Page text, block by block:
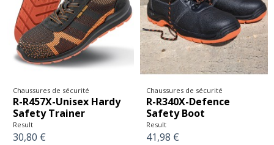
Chaussures de sécurité
R-R457X-Unisex Hardy
Safety Trainer
Result
30,80 €
Chaussures de sécurité
R-R340X-Defence
Safety Boot
Result
41,98 €